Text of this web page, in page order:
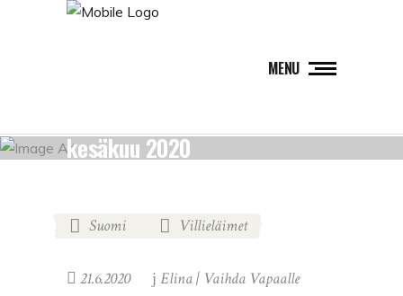
MENU
kesäkuu 2020
Suomi Villieläimet
21.6.2020 Elina | Vaihda Vapaalle